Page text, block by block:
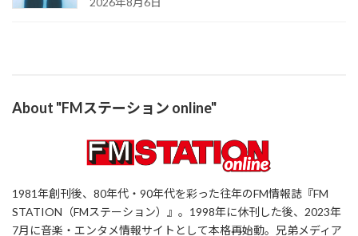
About "FMステーション online"
1981年創刊後、80年代・90年代を彩った往年のFM情報誌『FM
STATION（FMステーション）』。1998年に休刊した後、2023年
7月に音楽・エンタメ情報サイトとして本格再始動。兄弟メディア